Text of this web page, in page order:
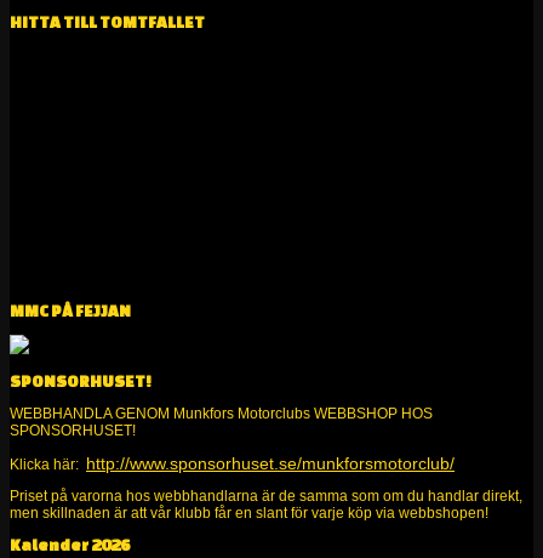
HITTA TILL TOMTFALLET
MMC PÅ FEJJAN
SPONSORHUSET!
WEBBHANDLA GENOM Munkfors Motorclubs WEBBSHOP HOS
SPONSORHUSET!
Klicka här: http://www.sponsorhuset.se/munkforsmotorclub/
Priset på varorna hos webbhandlarna är de samma som om du handlar direkt,
men skillnaden är att vår klubb får en slant för varje köp via webbshopen!
Kalender 2026